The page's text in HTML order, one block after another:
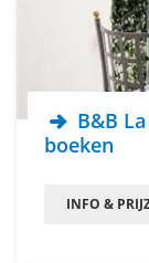
B&B
boeken
INFO &